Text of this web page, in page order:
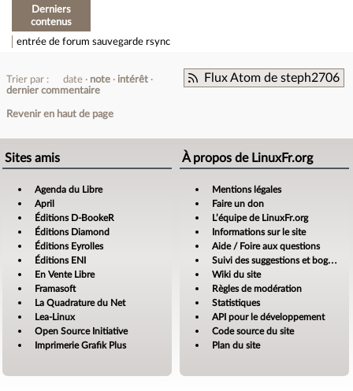
Derniers
contenus
entrée de forum sauvegarde rsync
Flux Atom de steph2706
Trier par : date note
intérêt
dernier commentaire
Revenir en haut de page
Sites amis
Agenda du Libre
April
Éditions D-BookeR
Éditions Diamond
Éditions Eyrolles
Éditions ENI
En Vente Libre
Framasoft
La Quadrature du Net
Lea-Linux
Open Source Initiative
Imprimerie Grafik Plus
À propos de LinuxFr.org
Mentions légales
Faire un don
L’équipe de LinuxFr.org
Informations sur le site
Aide / Foire aux questions
Suivi des suggestions et bogues
Wiki du site
Règles de modération
Statistiques
API pour le développement
Code source du site
Plan du site